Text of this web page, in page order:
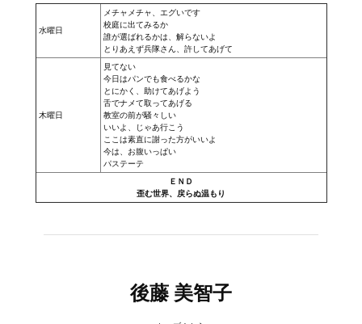
水曜日
メチャメチャ、エグいです
校庭に出てみるか
誰が選ばれるかは、解らないよ
とりあえず兵隊さん、許してあげて
木曜日
見てない
今日はパンでも食べるかな
とにかく、助けてあげよう
舌でナメて取ってあげる
教室の前が騒々しい
いいよ、じゃあ行こう
ここは素直に謝った方がいいよ
今は、お腹いっぱい
パステーテ
ＥＮＤ
歪む世界、戻らぬ温もり
後藤 美智子